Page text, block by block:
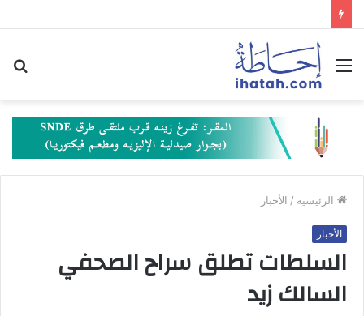
القائمة
الرئيسية / الأخبار
الأخبار
السلطات تطلق سراح الصحفي
السالك زيد